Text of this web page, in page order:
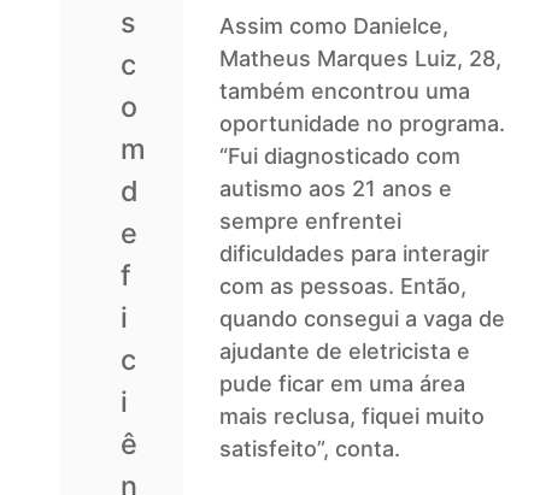
s
c
o
m
d
e
f
i
c
i
ê
n
Assim como Danielce,
Matheus Marques Luiz, 28,
também encontrou uma
oportunidade no programa.
“Fui diagnosticado com
autismo aos 21 anos e
sempre enfrentei
dificuldades para interagir
com as pessoas. Então,
quando consegui a vaga de
ajudante de eletricista e
pude ficar em uma área
mais reclusa, fiquei muito
satisfeito”, conta.